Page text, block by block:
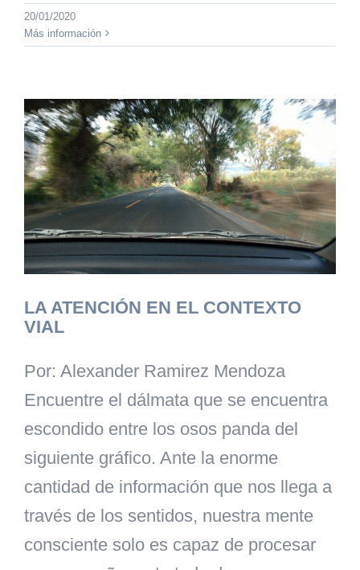
20/01/2020
Más información
LA ATENCIÓN EN EL CONTEXTO
VIAL
Por: Alexander Ramirez Mendoza
Encuentre el dálmata que se encuentra
escondido entre los osos panda del
siguiente gráfico. Ante la enorme
cantidad de información que nos llega a
través de los sentidos, nuestra mente
consciente solo es capaz de procesar